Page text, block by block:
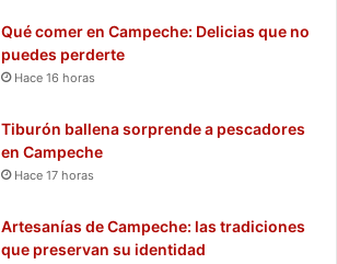
Qué comer en Campeche: Delicias que no
puedes perderte
Hace 16 horas
Tiburón ballena sorprende a pescadores
en Campeche
Hace 17 horas
Artesanías de Campeche: las tradiciones
que preservan su identidad